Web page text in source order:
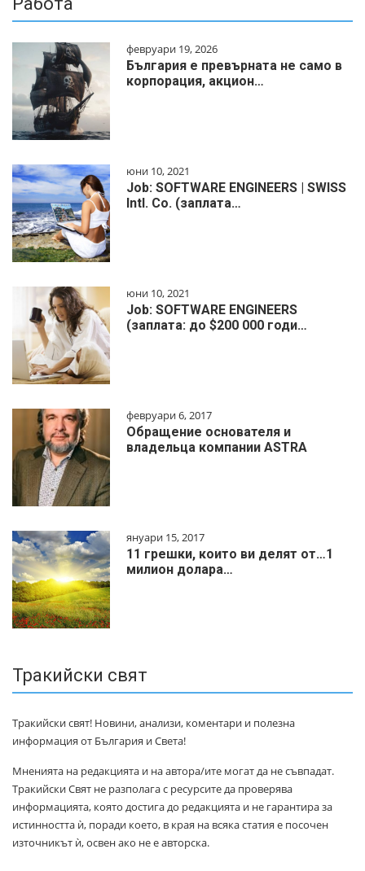
февруари 19, 2026
България е превърната не само в
корпорация, акцион…
юни 10, 2021
Job: SOFTWARE ENGINEERS | SWISS
Intl. Co. (заплата…
юни 10, 2021
Job: SOFTWARE ENGINEERS
(заплата: до $200 000 годи…
февруари 6, 2017
Обращение основателя и
владельца компании ASTRA
януари 15, 2017
11 грешки, които ви делят от…1
милиoн дoлapa…
Тракийски свят
Тракийски свят! Новини, анализи, коментари и полезна
информация от България и Света!
Мненията на редакцията и на автора/ите могат да не съвпадат.
Тракийски Свят не разполага с ресурсите да проверява
информацията, която достига до редакцията и не гарантира за
истинността ѝ, поради което, в края на всяка статия е посочен
източникът ѝ, освен ако не е авторска.